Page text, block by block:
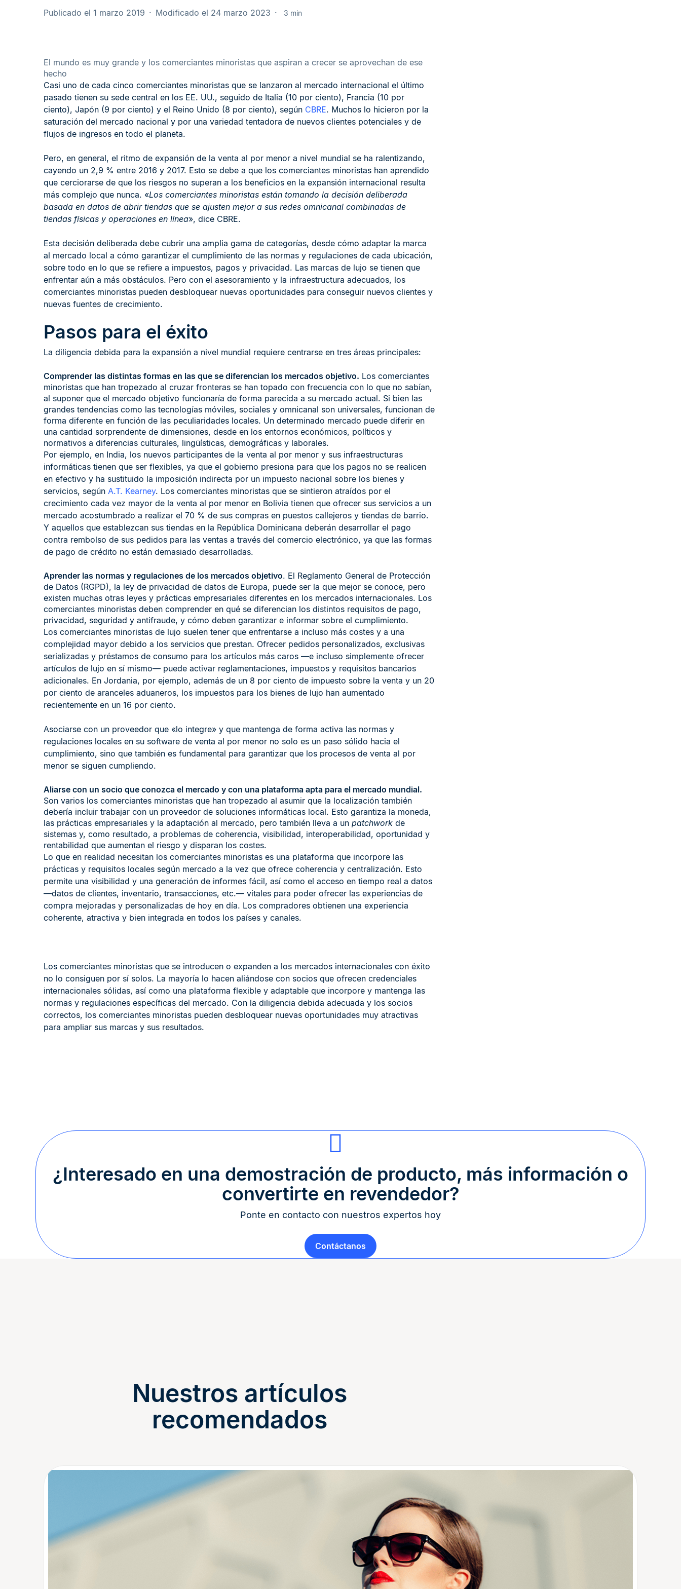
Publicado el 1 marzo 2019 Modificado el 24 marzo 2023 3 min
El mundo es muy grande y los comerciantes minoristas que aspiran a crecer se aprovechan de ese
hecho
Casi uno de cada cinco comerciantes minoristas que se lanzaron al mercado internacional el último
pasado tienen su sede central en los EE. UU., seguido de Italia (10 por ciento), Francia (10 por
ciento), Japón (9 por ciento) y el Reino Unido (8 por ciento), según CBRE. Muchos lo hicieron por la
saturación del mercado nacional y por una variedad tentadora de nuevos clientes potenciales y de
flujos de ingresos en todo el planeta.
Pero, en general, el ritmo de expansión de la venta al por menor a nivel mundial se ha ralentizando,
cayendo un 2,9 % entre 2016 y 2017. Esto se debe a que los comerciantes minoristas han aprendido
que cerciorarse de que los riesgos no superan a los beneficios en la expansión internacional resulta
más complejo que nunca. «Los comerciantes minoristas están tomando la decisión deliberada
basada en datos de abrir tiendas que se ajusten mejor a sus redes omnicanal combinadas de
tiendas físicas y operaciones en línea», dice CBRE.
Esta decisión deliberada debe cubrir una amplia gama de categorías, desde cómo adaptar la marca
al mercado local a cómo garantizar el cumplimiento de las normas y regulaciones de cada ubicación,
sobre todo en lo que se refiere a impuestos, pagos y privacidad. Las marcas de lujo se tienen que
enfrentar aún a más obstáculos. Pero con el asesoramiento y la infraestructura adecuados, los
comerciantes minoristas pueden desbloquear nuevas oportunidades para conseguir nuevos clientes y
nuevas fuentes de crecimiento.
Pasos para el éxito
La diligencia debida para la expansión a nivel mundial requiere centrarse en tres áreas principales:
Comprender las distintas formas en las que se diferencian los mercados objetivo. Los comerciantes
minoristas que han tropezado al cruzar fronteras se han topado con frecuencia con lo que no sabían,
al suponer que el mercado objetivo funcionaría de forma parecida a su mercado actual. Si bien las
grandes tendencias como las tecnologías móviles, sociales y omnicanal son universales, funcionan de
forma diferente en función de las peculiaridades locales. Un determinado mercado puede diferir en
una cantidad sorprendente de dimensiones, desde en los entornos económicos, políticos y
normativos a diferencias culturales, lingüísticas, demográficas y laborales.
Por ejemplo, en India, los nuevos participantes de la venta al por menor y sus infraestructuras
informáticas tienen que ser flexibles, ya que el gobierno presiona para que los pagos no se realicen
en efectivo y ha sustituido la imposición indirecta por un impuesto nacional sobre los bienes y
servicios, según A.T. Kearney. Los comerciantes minoristas que se sintieron atraídos por el
crecimiento cada vez mayor de la venta al por menor en Bolivia tienen que ofrecer sus servicios a un
mercado acostumbrado a realizar el 70 % de sus compras en puestos callejeros y tiendas de barrio.
Y aquellos que establezcan sus tiendas en la República Dominicana deberán desarrollar el pago
contra rembolso de sus pedidos para las ventas a través del comercio electrónico, ya que las formas
de pago de crédito no están demasiado desarrolladas.
Aprender las normas y regulaciones de los mercados objetivo. El Reglamento General de Protección
de Datos (RGPD), la ley de privacidad de datos de Europa, puede ser la que mejor se conoce, pero
existen muchas otras leyes y prácticas empresariales diferentes en los mercados internacionales. Los
comerciantes minoristas deben comprender en qué se diferencian los distintos requisitos de pago,
privacidad, seguridad y antifraude, y cómo deben garantizar e informar sobre el cumplimiento.
Los comerciantes minoristas de lujo suelen tener que enfrentarse a incluso más costes y a una
complejidad mayor debido a los servicios que prestan. Ofrecer pedidos personalizados, exclusivas
serializadas y préstamos de consumo para los artículos más caros —e incluso simplemente ofrecer
artículos de lujo en sí mismo— puede activar reglamentaciones, impuestos y requisitos bancarios
adicionales. En Jordania, por ejemplo, además de un 8 por ciento de impuesto sobre la venta y un 20
por ciento de aranceles aduaneros, los impuestos para los bienes de lujo han aumentado
recientemente en un 16 por ciento.
Asociarse con un proveedor que «lo integre» y que mantenga de forma activa las normas y
regulaciones locales en su software de venta al por menor no solo es un paso sólido hacia el
cumplimiento, sino que también es fundamental para garantizar que los procesos de venta al por
menor se siguen cumpliendo.
Aliarse con un socio que conozca el mercado y con una plataforma apta para el mercado mundial.
Son varios los comerciantes minoristas que han tropezado al asumir que la localización también
debería incluir trabajar con un proveedor de soluciones informáticas local. Esto garantiza la moneda,
las prácticas empresariales y la adaptación al mercado, pero también lleva a un patchwork de
sistemas y, como resultado, a problemas de coherencia, visibilidad, interoperabilidad, oportunidad y
rentabilidad que aumentan el riesgo y disparan los costes.
Lo que en realidad necesitan los comerciantes minoristas es una plataforma que incorpore las
prácticas y requisitos locales según mercado a la vez que ofrece coherencia y centralización. Esto
permite una visibilidad y una generación de informes fácil, así como el acceso en tiempo real a datos
—datos de clientes, inventario, transacciones, etc.— vitales para poder ofrecer las experiencias de
compra mejoradas y personalizadas de hoy en día. Los compradores obtienen una experiencia
coherente, atractiva y bien integrada en todos los países y canales.
Los comerciantes minoristas que se introducen o expanden a los mercados internacionales con éxito
no lo consiguen por sí solos. La mayoría lo hacen aliándose con socios que ofrecen credenciales
internacionales sólidas, así como una plataforma flexible y adaptable que incorpore y mantenga las
normas y regulaciones específicas del mercado. Con la diligencia debida adecuada y los socios
correctos, los comerciantes minoristas pueden desbloquear nuevas oportunidades muy atractivas
para ampliar sus marcas y sus resultados.
¿Interesado en una demostración de producto, más información o
convertirte en revendedor?
Ponte en contacto con nuestros expertos hoy
Contáctanos
Nuestros artículos
recomendados